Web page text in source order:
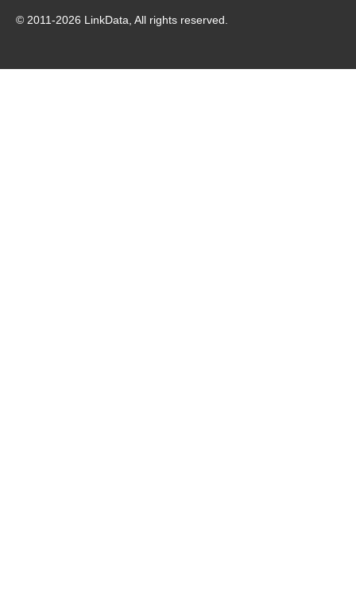
© 2011-2026 LinkData, All rights reserved.